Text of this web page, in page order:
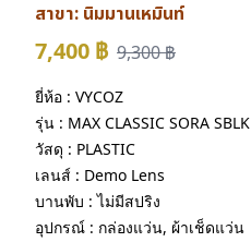
สาขา: นิมมานเหมินท์
7,400 ฿ 9,300฿
ยี่ห้อ : VYCOZ
รุ่น : MAX CLASSIC SORA SBLK
วัสดุ : PLASTIC
เลนส์ : Demo Lens
บานพับ : ไม่มีสปริง
อุปกรณ์ : กล่องแว่น, ผ้าเช็ดแว่น